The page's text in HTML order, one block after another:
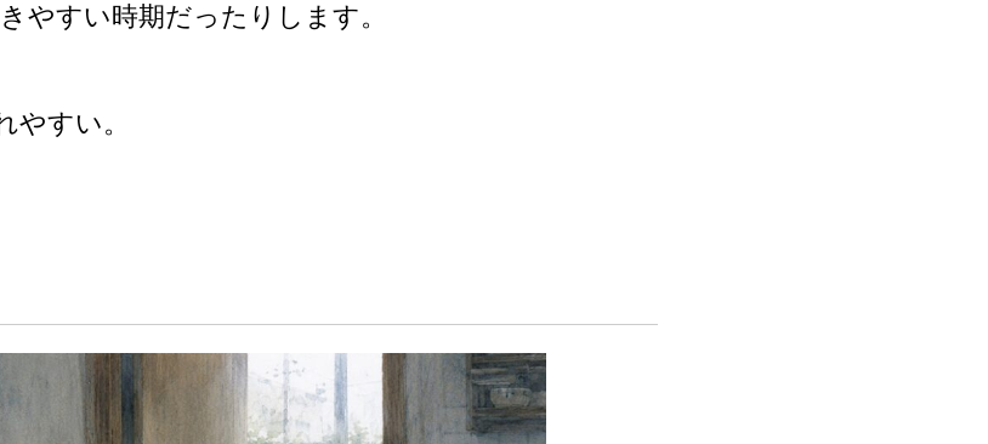
やすい時期だったりします。
やすい。